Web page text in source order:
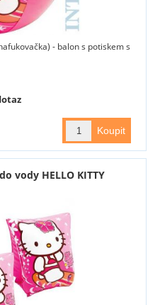
- balon s potiskem s
vody HELLO KITTY